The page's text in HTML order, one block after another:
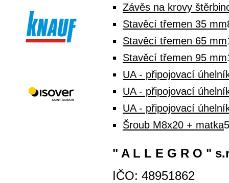
Závěs na krovy
Stavěcí třemen 35 mm
Stavěcí třemen 65 mm
Stavěcí třemen 95 mm
UA - připojovací
UA - připojovací
UA - připojovací
Šroub M8x20 + matka
" A L L E G R O "
IČO: 48951862